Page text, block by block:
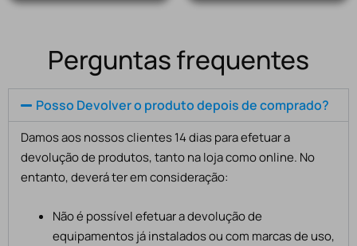
Perguntas frequentes
Posso Devolver o produto depois de comprado?
Damos aos nossos clientes 14 dias para efetuar a
devolução de produtos, tanto na loja como online. No
entanto, deverá ter em consideração:
Não é possível efetuar a devolução de
equipamentos já instalados ou com marcas de uso,